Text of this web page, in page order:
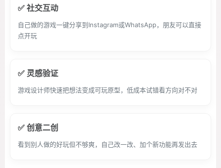
✅ 社交互动
自己做的游戏一键分享到Instagram或WhatsApp，朋友可以直接
点开玩
✅ 灵感验证
游戏设计师快速把想法变成可玩原型，低成本试错看方向对不对
✅ 创意二创
看到别人做的好玩但不够爽，自己改一改、加个新功能再发出去